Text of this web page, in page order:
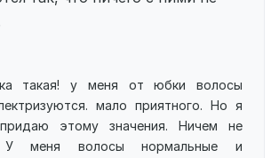
такая! у меня от юбки волосы
мало приятного. Но я
этому значения. Ничем не
У меня волосы нормальные и